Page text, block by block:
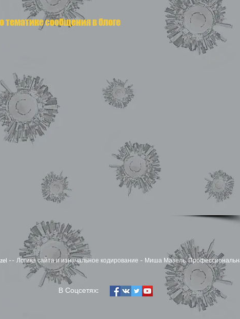
тематике сообщения в блоге
-- Логика сайта и изначальное кодирование - Миша Мазель.
​В Соцсетях: